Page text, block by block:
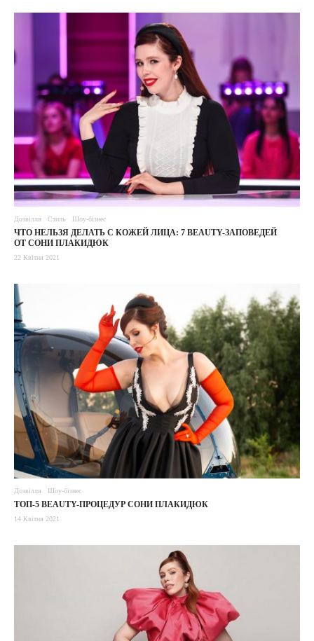
Дозвілля Стиль Шоу-бізнес
ЧТО НЕЛЬЗЯ ДЕЛАТЬ С КОЖЕЙ ЛИЦА: 7 BEAUTY-ЗАПОВЕДЕЙ
ОТ СОНИ ПЛАКИДЮК
22 Квітня 2021
Дозвілля Шоу-бізнес
ТОП-5 BEAUTY-ПРОЦЕДУР СОНИ ПЛАКИДЮК
14 Квітня 2021